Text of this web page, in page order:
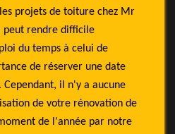
projets de toiture chez Mr
peut rendre difficile
du temps à celui de
de réserver une date
il n'y a aucune
de votre rénovation de
de l'année par notre